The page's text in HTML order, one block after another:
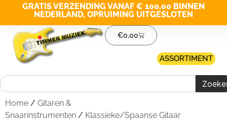
GRATIS VERZENDING VANAF € 100,00 BINNEN
NEDERLAND, OPRUIMING UITGESLOTEN
€0,00
ASSORTIMENT
Home / Gitaren &
Snaarinstrumenten / Klassieke/Spaanse Gitaar